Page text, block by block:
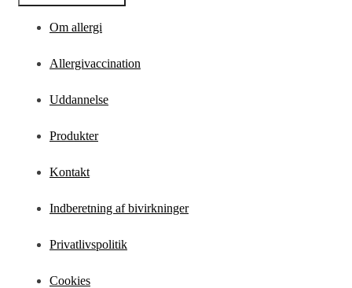
Om allergi
Allergivaccination
Uddannelse
Produkter
Kontakt
Indberetning af bivirkninger
Privatlivspolitik
Cookies